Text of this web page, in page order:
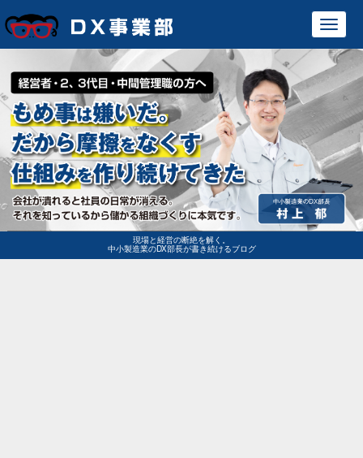
現場と経営の断絶を解く。
中小製造業のDX部長が書き続けるブログ